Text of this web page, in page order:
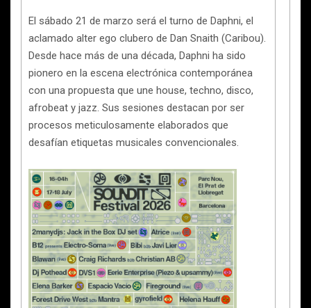
El sábado 21 de marzo será el turno de Daphni, el
aclamado alter ego clubero de Dan Snaith (Caribou).
Desde hace más de una década, Daphni ha sido
pionero en la escena electrónica contemporánea
con una propuesta que une house, techno, disco,
afrobeat y jazz. Sus sesiones destacan por ser
procesos meticulosamente elaborados que
desafían etiquetas musicales convencionales.